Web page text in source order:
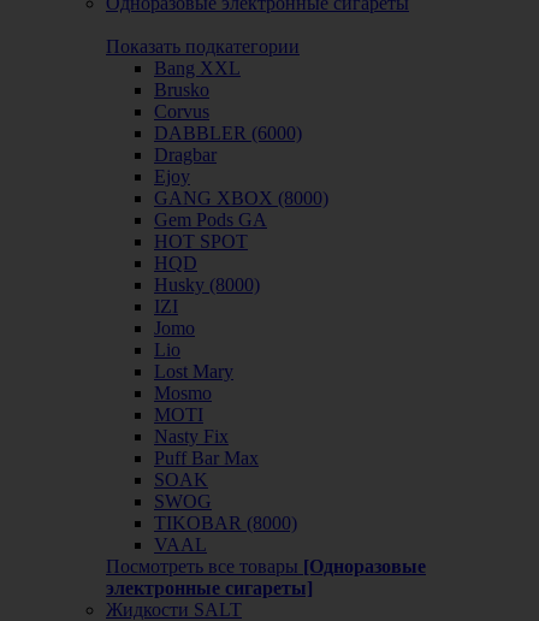
Показать подкатегории
Bang XXL
Brusko
Corvus
DABBLER (6000)
Dragbar
Ejoy
GANG XBOX (8000)
Gem Pods GA
HOT SPOT
HQD
Husky (8000)
IZI
Jomo
Lio
Lost Mary
Mosmo
MOTI
Nasty Fix
Puff Bar Max
SOAK
SWOG
TIKOBAR (8000)
VAAL
Посмотреть все товары [Одноразовые
электронные сигареты]
Жидкости SALT